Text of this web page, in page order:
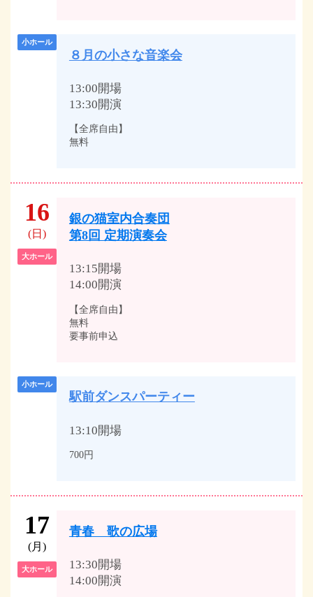
小ホール
８月の小さな音楽会
13:00開場
13:30開演
【全席自由】
無料
16
(日)
大ホール
銀の猫室内合奏団
第8回 定期演奏会
13:15開場
14:00開演
【全席自由】
無料
要事前申込
小ホール
駅前ダンスパーティー
13:10開場
700円
17
(月)
大ホール
青春 歌の広場
13:30開場
14:00開演